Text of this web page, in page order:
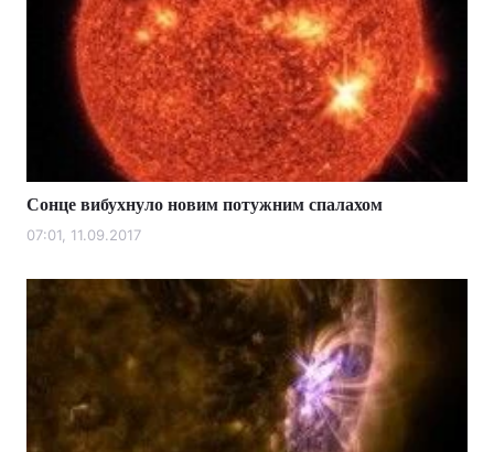
Сонце вибухнуло новим потужним спалахом
07:01, 11.09.2017